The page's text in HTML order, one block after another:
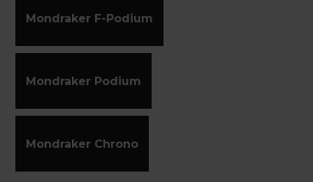
Mondraker F-Podium
Mondraker Podium
Mondraker Chrono